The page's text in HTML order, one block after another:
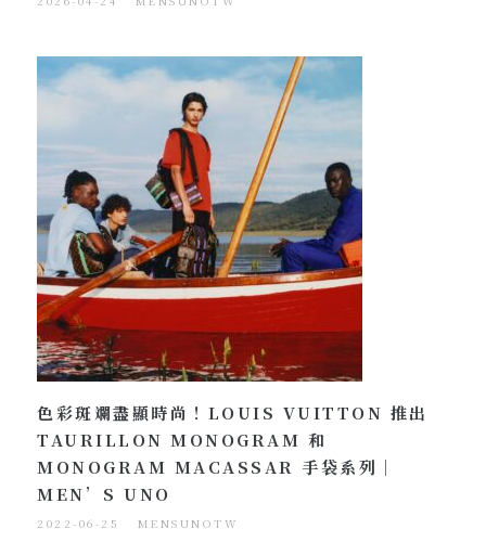
色彩斑斕盡顯時尚！LOUIS VUITTON 推出
TAURILLON MONOGRAM 和
MONOGRAM MACASSAR 手袋系列｜
MEN’S UNO
2022-06-25 MENSUNOTW